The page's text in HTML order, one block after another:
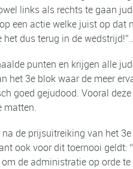
links als rechts te gaan
een actie welke juist op dat
het dus terug in de
punten en krijgen alle
het 3e blok waar de meer
goed gejudood. Vooral
matten.
de prijsuitreiking van het 3e
ook voor dit toernooi geldt:
de administratie op orde